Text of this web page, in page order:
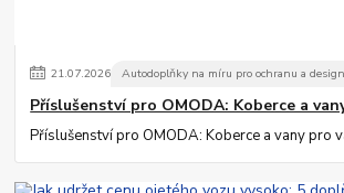
21.07.2026 Autodoplňky na míru pro ochranu a
Příslušenství pro OMODA: Koberce a
Příslušenství pro OMODA: Koberce a vany pro